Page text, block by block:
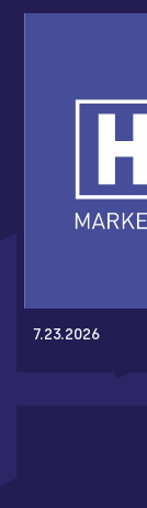
HUMINT
Nowym
Marketing -
7.23.2026